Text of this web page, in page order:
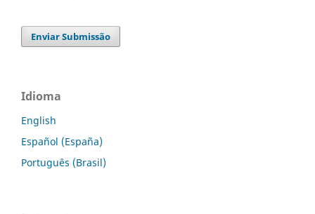
Enviar Submissão
Idioma
English
Español (España)
Português (Brasil)